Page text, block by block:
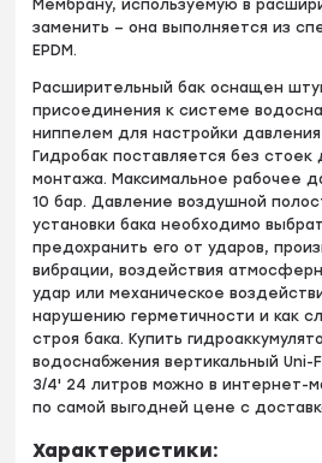
Мембрану, используемую в
заменить – она выполняется из
EPDM.
Расширительный бак оснащен
присоединения к системе
ниппелем для настройки
Гидробак поставляется без стоек
монтажа. Максимальное рабочее
10 бар. Давление воздушной
установки бака необходимо
предохранить его от ударов,
вибрации, воздействия
удар или механическое
нарушению герметичности и как
строя бака. Купить
водоснабжения вертикальный
3/4' 24 литров можно в интернет-
по самой выгодней цене с
Характеристики: